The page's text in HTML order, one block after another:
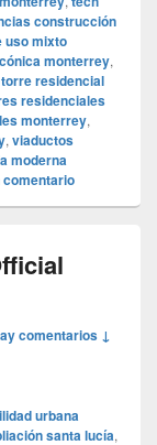
construcción
uso mixto
monterrey,
torre residencial
residenciales
monterrey,
, viaductos
moderna
comentario
comentarios ↓
urbana
santa lucía,